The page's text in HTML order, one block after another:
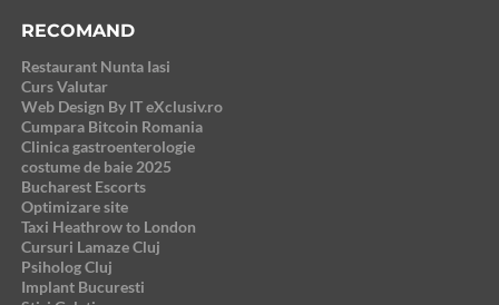
RECOMAND
Restaurant Nunta Iasi
Curs Valutar
Web Design By IT eXclusiv.ro
Cumpara Bitcoin Romania
Clinica gastroenterologie
costume de baie 2025
Bucharest Escorts
Optimizare site
Taxi Heathrow to London
Cursuri Lamaze Cluj
Psiholog Cluj
Implant Bucuresti